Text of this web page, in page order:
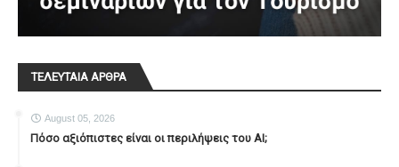
ΤΕΛΕΥΤΑΙΑ ΑΡΘΡΑ
August 05, 2026
Πόσο αξιόπιστες είναι οι περιλήψεις του ΑΙ;